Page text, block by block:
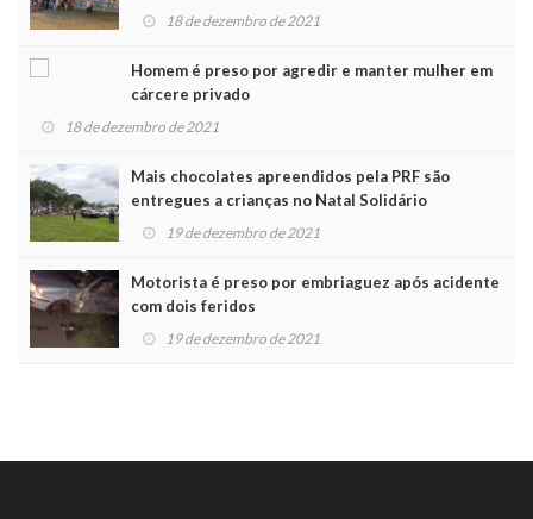
Noel
18 de dezembro de 2021
Homem é preso por agredir e manter mulher em
cárcere privado
18 de dezembro de 2021
Mais chocolates apreendidos pela PRF são
entregues a crianças no Natal Solidário
19 de dezembro de 2021
Motorista é preso por embriaguez após acidente
com dois feridos
19 de dezembro de 2021